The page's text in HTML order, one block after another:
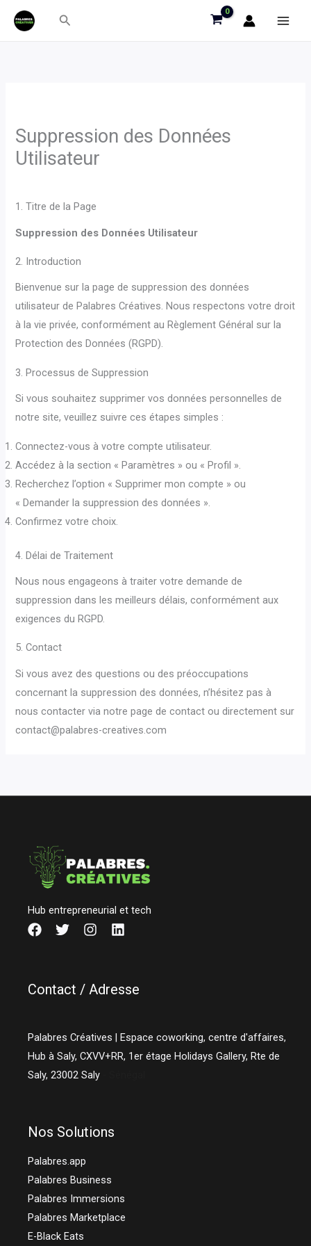
Rechercher
Suppression des Données
Utilisateur
1. Titre de la Page
Suppression des Données Utilisateur
2. Introduction
Bienvenue sur la page de suppression des données
utilisateur de Palabres Créatives. Nous respectons votre droit
à la vie privée, conformément au Règlement Général sur la
Protection des Données (RGPD).
3. Processus de Suppression
Si vous souhaitez supprimer vos données personnelles de
notre site, veuillez suivre ces étapes simples :
Connectez-vous à votre compte utilisateur.
Accédez à la section « Paramètres » ou « Profil ».
Recherchez l’option « Supprimer mon compte » ou
« Demander la suppression des données ».
Confirmez votre choix.
4. Délai de Traitement
Nous nous engageons à traiter votre demande de
suppression dans les meilleurs délais, conformément aux
exigences du RGPD.
5. Contact
Si vous avez des questions ou des préoccupations
concernant la suppression des données, n’hésitez pas à
nous contacter via notre page de contact ou directement sur
contact@palabres-creatives.com
Hub entrepreneurial et tech
Contact / Adresse
Palabres Créatives | Espace coworking, centre d'affaires,
Hub à Saly, CXVV+RR, 1er étage Holidays Gallery, Rte de
Saly,23002 Saly
Nos Solutions
Palabres.app
Palabres Business
Palabres Immersions
Palabres Marketplace
E-Black Eats